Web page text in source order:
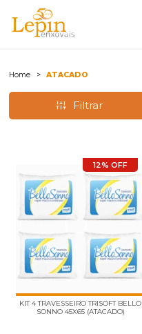
Home ATACADO
Filtrar
12% OFF
KIT 4 TRAVESSEIRO TRISOFT BELLO
SONNO 45X65 (ATACADO)